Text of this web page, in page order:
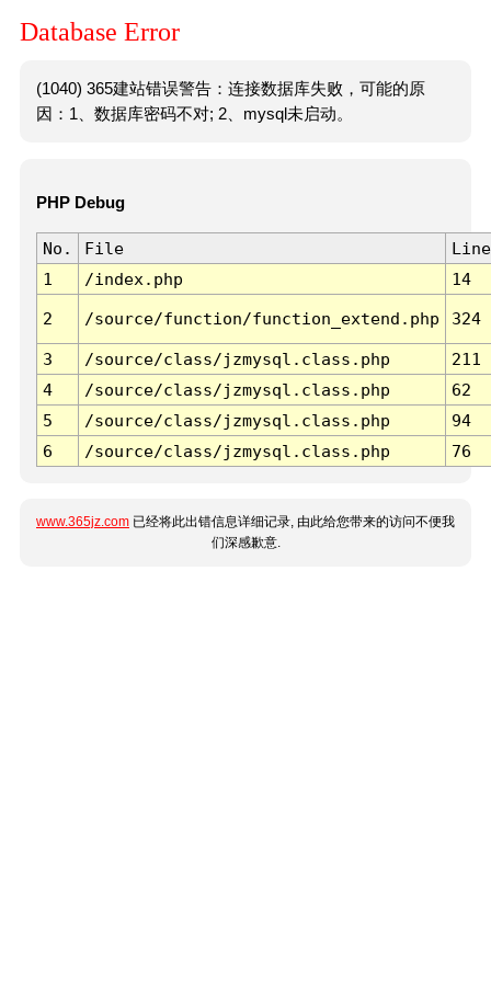
Database Error
(1040) 365建站错误警告：连接数据库失败，可能的原
因：1、数据库密码不对; 2、mysql未启动。
PHP Debug
No. File
Line
1
/index.php 14
2 /source/function/function_extend.php 324
3 /source/class/jzmysql.class.php
211
4
/source/class/jzmysql.class.php
62
5
/source/class/jzmysql.class.php
94
6
/source/class/jzmysql.class.php 76
www.365jz.com 已经将此出错信息详细记录, 由此给您带来的访问不便我
们深感歉意.